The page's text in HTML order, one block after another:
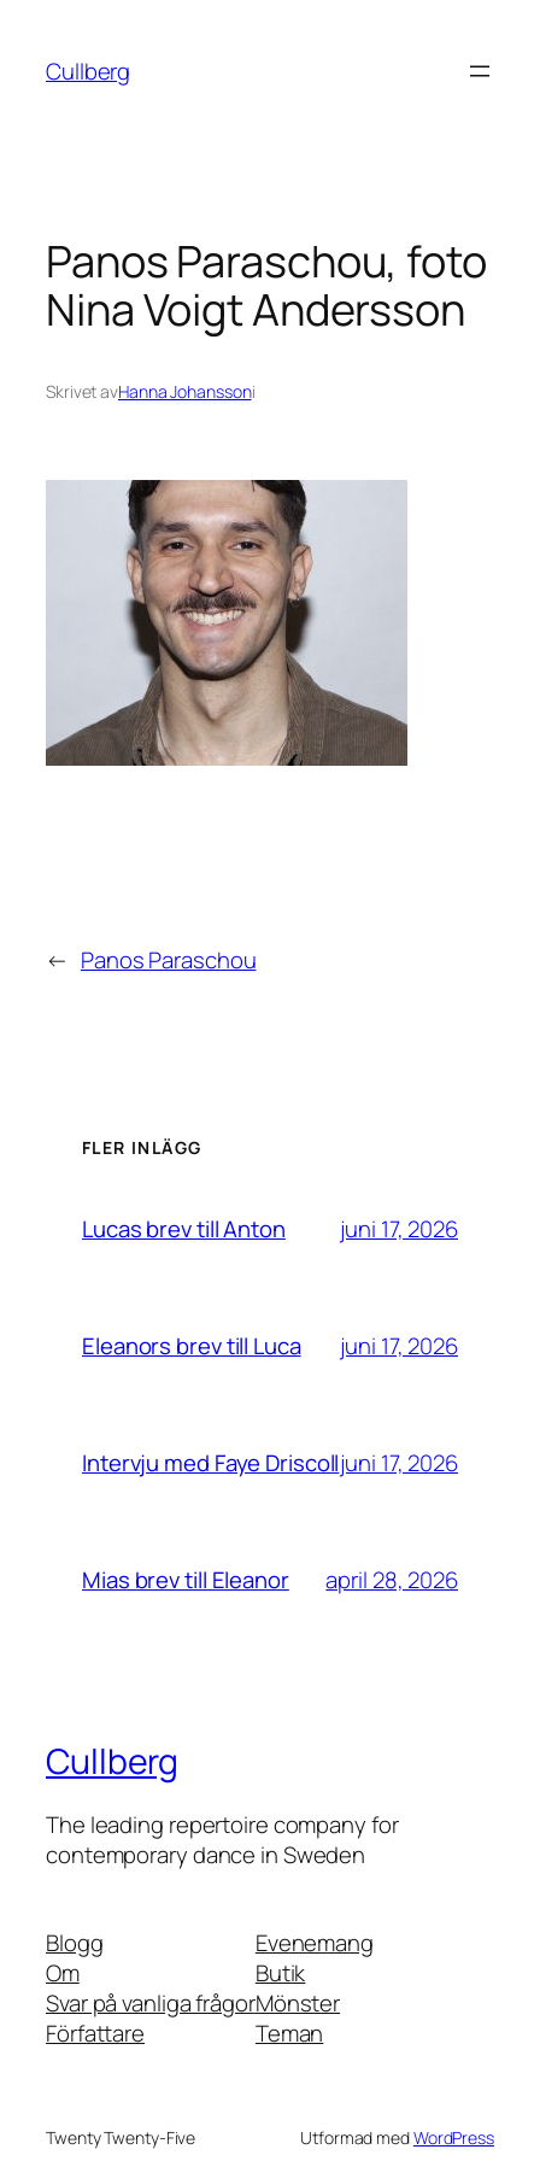
innehåll
Cullberg
Panos Paraschou, foto
Nina Voigt Andersson
Skrivet avHanna Johanssoni
← Panos Paraschou
FLER INLÄGG
Lucas brev till Anton juni 17, 2026
Eleanors brev till Luca juni 17, 2026
Intervju med Faye Driscolljuni 17, 2026
Mias brev till Eleanor april 28, 2026
Cullberg
The leading repertoire company for
contemporary dance in Sweden
Blogg
Om
Svar på vanliga frågor
Författare
Evenemang
Butik
Mönster
Teman
Twenty Twenty-Five Utformad medWordPress